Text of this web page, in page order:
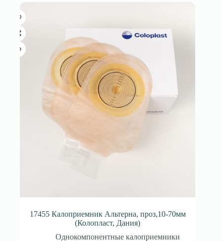
17455 Калоприемник Альтерна, проз,10-70мм
(Колопласт, Дания)
Однокомпонентные калоприемники